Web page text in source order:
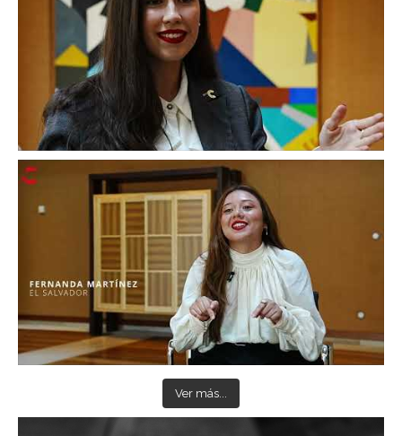
Ver más...